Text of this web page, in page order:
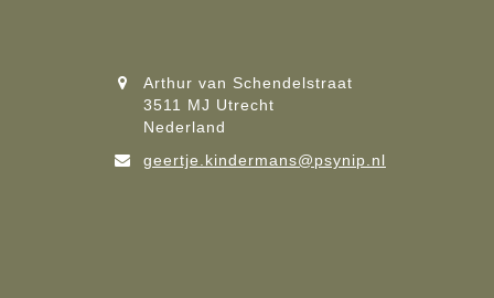
Arthur van Schendelstraat
3511 MJ Utrecht
Nederland
geertje.kindermans@psynip.nl